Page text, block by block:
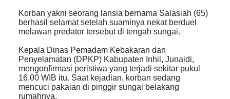
Korban yakni seorang lansia bernama Salasiah (65)
berhasil selamat setelah suaminya nekat berduel
melawan predator tersebut di tengah sungai.
Kepala Dinas Pemadam Kebakaran dan
Penyelamatan (DPKP) Kabupaten Inhil, Junaidi,
mengonfirmasi peristiwa yang terjadi sekitar pukul
16.00 WIB itu. Saat kejadian, korban sedang
mencuci pakaian di pinggir sungai belakang
rumahnya.